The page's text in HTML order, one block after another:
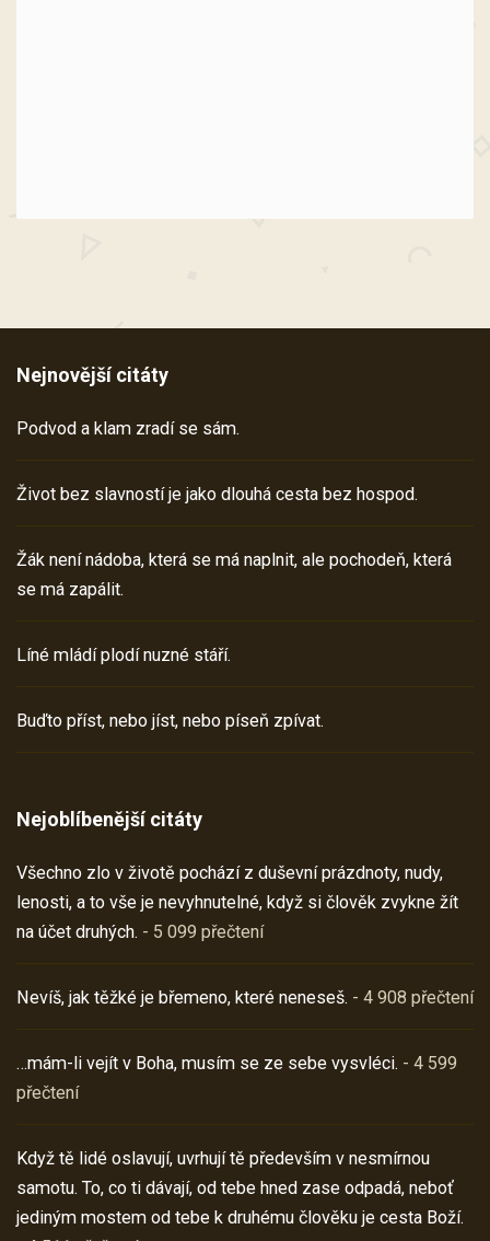
Nejnovější citáty
Podvod a klam zradí se sám.
Život bez slavností je jako dlouhá cesta bez hospod.
Žák není nádoba, která se má naplnit, ale pochodeň, která
se má zapálit.
Líné mládí plodí nuzné stáří.
Buďto příst, nebo jíst, nebo píseň zpívat.
Nejoblíbenější citáty
Všechno zlo v životě pochází z duševní prázdnoty, nudy,
lenosti, a to vše je nevyhnutelné, když si člověk zvykne žít
na účet druhých. - 5 099 přečtení
Nevíš, jak těžké je břemeno, které neneseš. - 4 908 přečtení
…mám-li vejít v Boha, musím se ze sebe vysvléci. - 4 599
přečtení
Když tě lidé oslavují, uvrhují tě především v nesmírnou
samotu. To, co ti dávají, od tebe hned zase odpadá, neboť
jediným mostem od tebe k druhému člověku je cesta Boží.